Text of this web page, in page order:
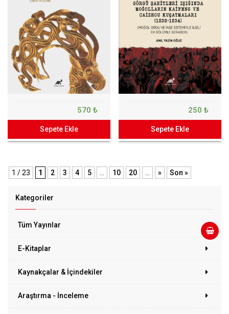
Kategoriler
Tüm Yayınlar
E-Kitaplar
Kaynakçalar & İçindekiler
Araştırma - İnceleme
570 ₺
Sepete Ekle
250 ₺
Sepete Ekle
1 / 23 1 2 3 4 5 10 20 » Son »